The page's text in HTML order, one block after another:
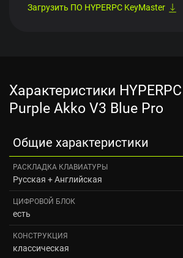
Загрузить ПО HYPERPC KeyMaster
Характеристики
Purple Akko V3 Blue Pro
Общие характеристики
РАСКЛАДКА КЛАВИАТУРЫ
Русская + Английская
ЦИФРОВОЙ БЛОК
есть
КОНСТРУКЦИЯ
классическая